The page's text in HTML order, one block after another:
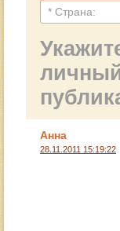
Анна
28.11.2011 15:19:22